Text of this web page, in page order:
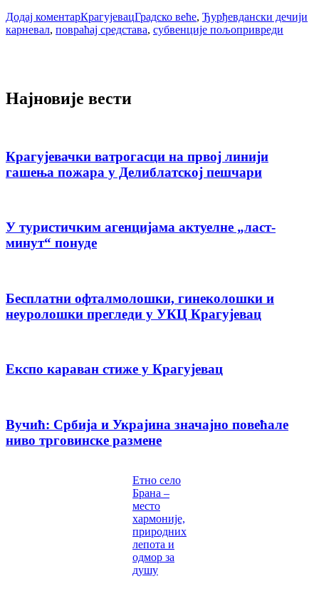
Додај коментарКрагујевацГрадско веће, Ђурђевдански дечији
карневал, повраћај средстава, субвенције пољопривреди
Најновије вести
Крагујевачки ватрогасци на првој линији
гашења пожара у Делиблатској пешчари
У туристичким агенцијама актуелне „ласт-
минут“ понуде
Бесплатни офталмолошки, гинеколошки и
неуролошки прегледи у УКЦ Крагујевац
Експо караван стиже у Крагујевац
Вучић: Србија и Украјина значајно повећале
ниво трговинске размене
Етно село
Брана –
место
хармоније,
природних
лепота и
одмор за
душу